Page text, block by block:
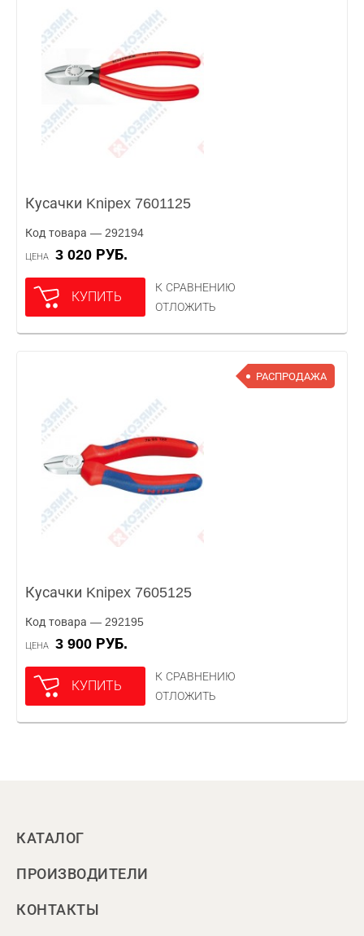
Кусачки Knipex 7601125
Код товара — 292194
ЦЕНА 3 020 РУБ.
КУПИТЬ
К СРАВНЕНИЮ
ОТЛОЖИТЬ
РАСПРОДАЖА
Кусачки Knipex 7605125
Код товара — 292195
ЦЕНА 3 900 РУБ.
КУПИТЬ
К СРАВНЕНИЮ
ОТЛОЖИТЬ
КАТАЛОГ
ПРОИЗВОДИТЕЛИ
КОНТАКТЫ